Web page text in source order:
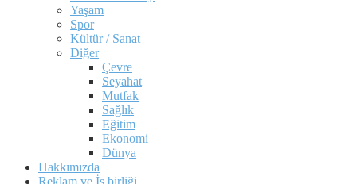
Yaşam
Spor
Kültür / Sanat
Diğer
Çevre
Seyahat
Mutfak
Sağlık
Eğitim
Ekonomi
Dünya
Hakkımızda